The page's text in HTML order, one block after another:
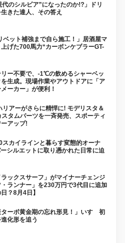
代のシルビア”になったのか!?」ドリ
きた達人、その答え
ベット補強まで自ら施工！」居酒屋マ
げた700馬力“カーボンケブラーGT-
リー不要で、-1℃の飲めるシャーベッ
を生成。現場作業やアウトドアに「ア
ーカー」が便利！
リアーがさらに精悍に! モデリスタ＆
タムパーツを一斉発売、スポーティ
アップ!
スカイラインと暮らす変態的オーナ
シルエットに取り憑かれた日常に迫
ラックスサーフ」がマイナーチェンジ
ランナー」を230万円で3代目に追加
？8月4日】
ターボ黄金期の忘れ形見！」いすゞ初
化形を追う